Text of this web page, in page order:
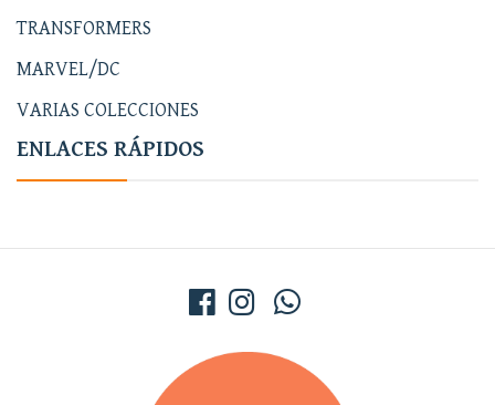
TRANSFORMERS
MARVEL/DC
VARIAS COLECCIONES
ENLACES RÁPIDOS